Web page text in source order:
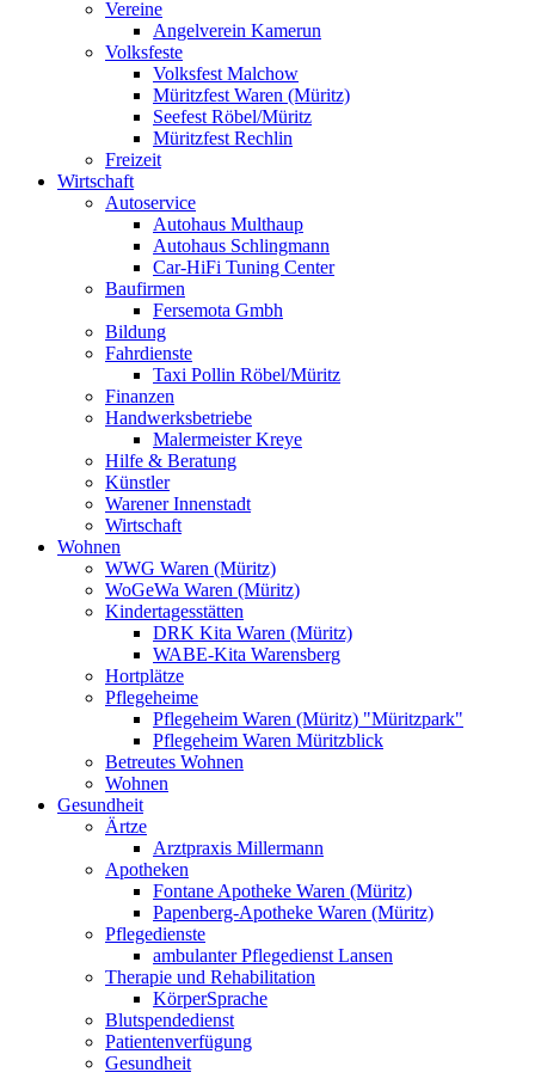
Vereine
Angelverein Kamerun
Volksfeste
Volksfest Malchow
Müritzfest Waren (Müritz)
Seefest Röbel/Müritz
Müritzfest Rechlin
Freizeit
Wirtschaft
Autoservice
Autohaus Multhaup
Autohaus Schlingmann
Car-HiFi Tuning Center
Baufirmen
Fersemota Gmbh
Bildung
Fahrdienste
Taxi Pollin Röbel/Müritz
Finanzen
Handwerksbetriebe
Malermeister Kreye
Hilfe & Beratung
Künstler
Warener Innenstadt
Wirtschaft
Wohnen
WWG Waren (Müritz)
WoGeWa Waren (Müritz)
Kindertagesstätten
DRK Kita Waren (Müritz)
WABE-Kita Warensberg
Hortplätze
Pflegeheime
Pflegeheim Waren (Müritz) "Müritzpark"
Pflegeheim Waren Müritzblick
Betreutes Wohnen
Wohnen
Gesundheit
Ärtze
Arztpraxis Millermann
Apotheken
Fontane Apotheke Waren (Müritz)
Papenberg-Apotheke Waren (Müritz)
Pflegedienste
ambulanter Pflegedienst Lansen
Therapie und Rehabilitation
KörperSprache
Blutspendedienst
Patientenverfügung
Gesundheit